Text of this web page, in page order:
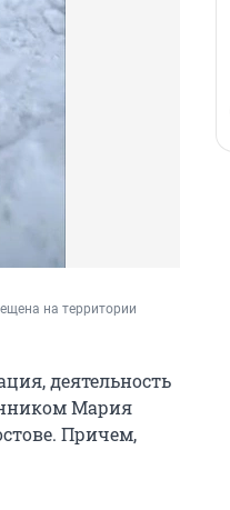
на территории
деятельность
Мария
Причем,